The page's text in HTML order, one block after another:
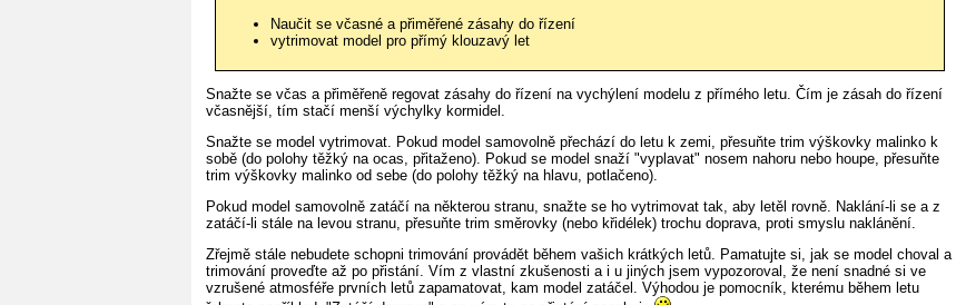
Naučit se včasné a přiměřené zásahy do řízení
vytrimovat model pro přímý klouzavý let
Snažte se včas a přiměřeně regovat zásahy do řízení na vychýlení modelu z přímého letu. Čím je zásah do řízení
včasnější, tím stačí menší výchylky kormidel.
Snažte se model vytrimovat. Pokud model samovolně přechází do letu k zemi, přesuňte trim výškovky malinko k
sobě (do polohy těžký na ocas, přitaženo). Pokud se model snaží "vyplavat" nosem nahoru nebo houpe, přesuňte
trim výškovky malinko od sebe (do polohy těžký na hlavu, potlačeno).
Pokud model samovolně zatáčí na některou stranu, snažte se ho vytrimovat tak, aby letěl rovně. Naklání-li se a z
zatáčí-li stále na levou stranu, přesuňte trim směrovky (nebo křidélek) trochu doprava, proti smyslu naklánění.
Zřejmě stále nebudete schopni trimování provádět během vašich krátkých letů. Pamatujte si, jak se model choval a
trimování proveďte až po přistání. Vím z vlastní zkušenosti a i u jiných jsem vypozoroval, že není snadné si ve
vzrušené atmosféře prvních letů zapamatovat, kam model zatáčel. Výhodou je pomocník, kterému během letu